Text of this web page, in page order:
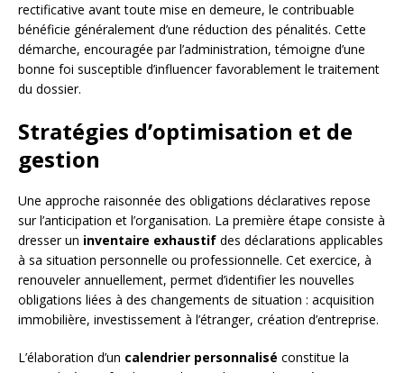
rectificative avant toute mise en demeure, le contribuable
bénéficie généralement d’une réduction des pénalités. Cette
démarche, encouragée par l’administration, témoigne d’une
bonne foi susceptible d’influencer favorablement le traitement
du dossier.
Stratégies d’optimisation et de
gestion
Une approche raisonnée des obligations déclaratives repose
sur l’anticipation et l’organisation. La première étape consiste à
dresser un inventaire exhaustif des déclarations applicables
à sa situation personnelle ou professionnelle. Cet exercice, à
renouveler annuellement, permet d’identifier les nouvelles
obligations liées à des changements de situation : acquisition
immobilière, investissement à l’étranger, création d’entreprise.
L’élaboration d’un calendrier personnalisé constitue la